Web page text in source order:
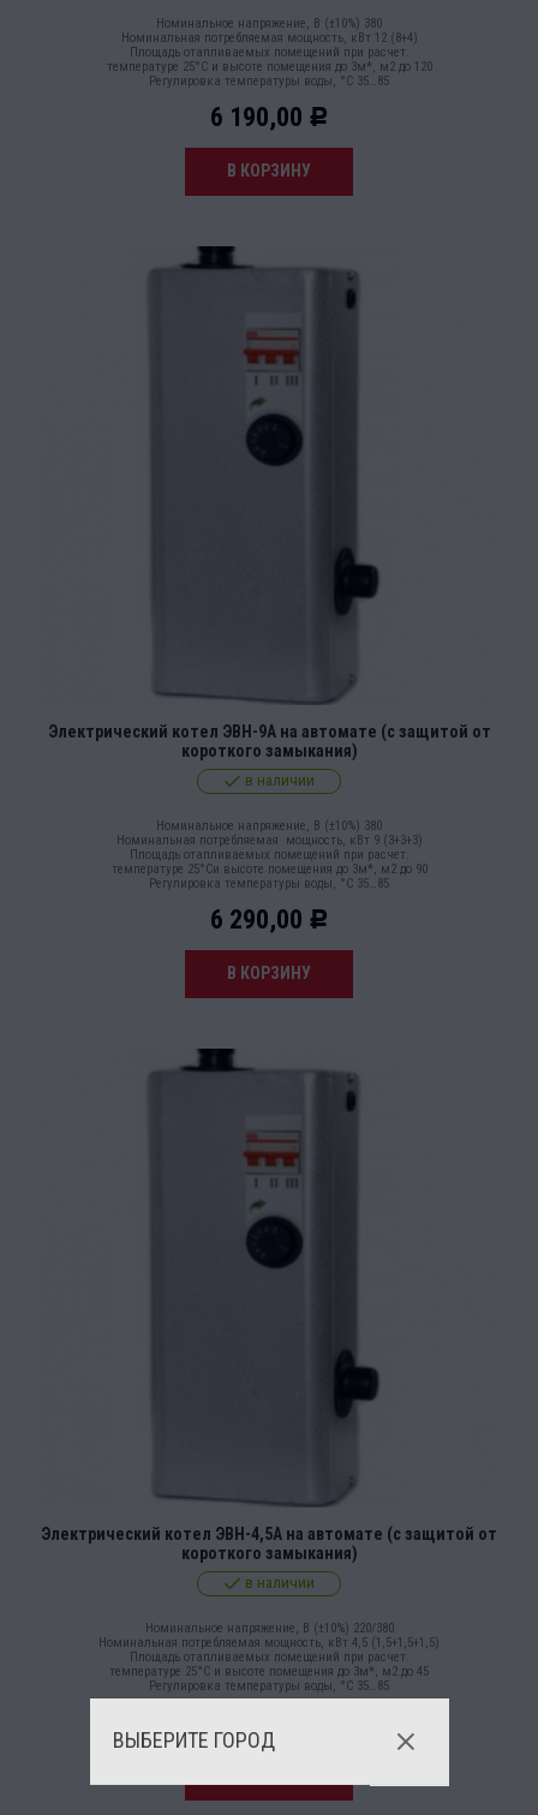
Номинальное напряжение, В (±10%) 380
Номинальная потребляемая мощность, кВт 12 (8+4)
Площадь отапливаемых помещений при расчет.
температуре 25°С и высоте помещения до 3м*, м2 до 120
Регулировка температуры воды, °С 35…85
6 190,00 Р
В КОРЗИНУ
Электрический котел ЭВН-9А на автомате (с защитой от
короткого замыкания)
в наличии
Номинальное напряжение, В (±10%) 380
Номинальная потребляемая мощность, кВт 9 (3+3+3)
Площадь отапливаемых помещений при расчет.
температуре 25°Си высоте помещения до 3м*, м2 до 90
Регулировка температуры воды, °С 35…85
6 290,00 Р
В КОРЗИНУ
Электрический котел ЭВН-4,5А на автомате (с защитой от
короткого замыкания)
в наличии
Номинальное напряжение, В (±10%) 220/380
Номинальная потребляемая мощность, кВт 4,5 (1,5+1,5+1,5)
Площадь отапливаемых помещений при расчет.
температуре 25°С и высоте помещения до 3м*, м2 до 45
Регулировка температуры воды, °С 35…85
ВЫБЕРИТЕ ГОРОД